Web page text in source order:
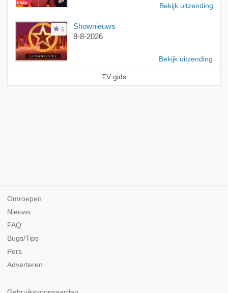
Bekijk uitzending
5
Shownieuws
8-8-2026
Bekijk uitzending
TV gids
Omroepen
Nieuws
FAQ
Bugs/Tips
Pers
Adverteren